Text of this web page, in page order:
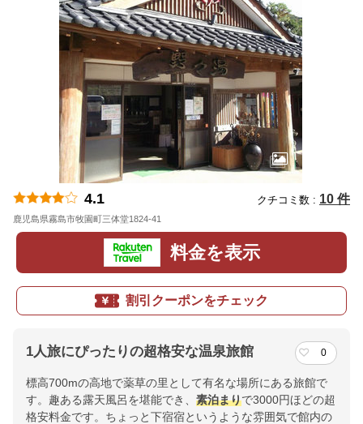
4.1 クチコミ数 : 10 件
鹿児島県霧島市牧園町三体堂1824-41
料金を表示
割引クーポンをチェック
1人旅にぴったりの超格安な温泉旅館 0
標高700mの高地で薬草の里として有名な場所にある旅館で
す。趣ある露天風呂を堪能でき、 素泊まりで3000円ほどの超
格安料金です。ちょっと下宿宿というような雰囲気で館内の